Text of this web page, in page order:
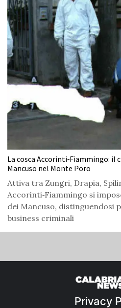
La cosca Accorinti‑Fiammingo: il
Mancuso nel Monte Poro
Attiva tra Zungri, Drapia,
Accorinti‑Fiammingo si
dei Mancuso, distinguendosi
business criminali
Privacy